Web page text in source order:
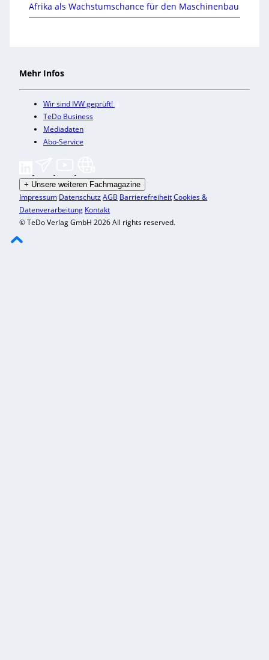
Afrika als Wachstumschance für den Maschinenbau
Mehr Infos
Wir sind IVW geprüft!
TeDo Business
Mediadaten
Abo-Service
+ Unsere weiteren Fachmagazine
Impressum DatenschutzAGB BarrierefreiheitCookies &
Datenverarbeitung Kontakt
© TeDo Verlag GmbH 2026 All rights reserved.